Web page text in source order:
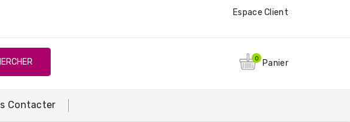
Espace Client
0 Panier
Contacter